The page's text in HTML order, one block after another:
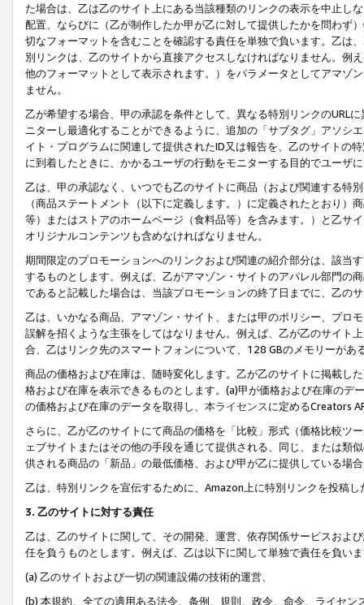
た場合は、乙は乙のサイト上にある当該種類のリンクの表示を中止し
配置、ならびに（乙が制作したか甲が乙に対して提供したかを問わず
切なフォーマットを含むことを確認する責任を単独で負います。乙は
別リンクは、乙のサイトから直接アクセスしなければなりません。例
他のフォーマットとして表示されます。）をパラメータとしてアマゾ
ません。
乙が希望する場合、甲の承認を条件として、異なる特別リンクのURL
ニターし最適化することができるように、追加の「サブタグ」アソシ
イト・プログラムに関連して提供されたID又は報告を、乙のサイトの
に到着したときに、かかるユーザの行動をモニターする目的でユーザ
乙は、甲の承認なく、いつでも乙のサイトに商品（および関連する特
（商品ステートメント（以下に定義します。）に定義されたとおり
等）またはストアのホームページ（食料品等）を含みます。）と乙サ
オリジナルコンテンツも含めなければなりません。
期間限定のプロモーションへのリンクおよび関連の紹介部分は、該当
するものとします。例えば、乙がアマゾン・サイトのアパレル部門の
であると記載した場合は、当該プロモーションの終了日までに、乙の
乙は、いかなる商品、アマゾン・サイト、または甲のポリシー、プロ
誤解を招くような主張をしてはなりません。例えば、乙が乙のサイト
合、乙はリンク先のスマートフォンについて、128 GBのメモリーがあ
商品の価格および在庫は、随時変化します。乙が乙のサイトに掲載し
格および在庫を表示できるものとします。(a)甲が価格および在庫の
の価格および在庫のデータを取得し、 本ライセンスに定めるCreators
さらに、乙が乙のサイトにて商品の価格を「比較」形式（価格比較ツ
ェブサイトまたはその他の手段を通じて提供される、同じ、または類
供される商品の「新品」の最低価格、および甲が乙に提供している場
乙は、特別リンクを宣伝するために、Amazon上に特別リンクを投稿
3. 乙のサイトに対する責任
乙は、乙のサイトに関して、その開発、運営、依存関係サービスおよ
任を負うものとします。例えば、乙は以下に関して単独で責任を負い
(a) 乙のサイトおよび一切の関連設備の技術的運営、
(b) 本規約、全ての適用ある法令、条例、規則、政令、命令、ライセ